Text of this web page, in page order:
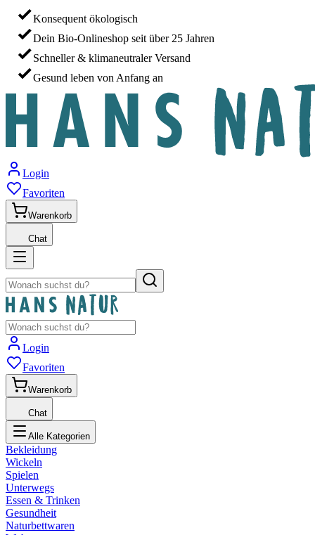
Konsequent ökologisch
Dein Bio-Onlineshop seit über 25 Jahren
Schneller & klimaneutraler Versand
Gesund leben von Anfang an
Login
Favoriten
Warenkorb
Chat
Login
Favoriten
Warenkorb
Chat
Alle Kategorien
Bekleidung
Wickeln
Spielen
Unterwegs
Essen & Trinken
Gesundheit
Naturbettwaren